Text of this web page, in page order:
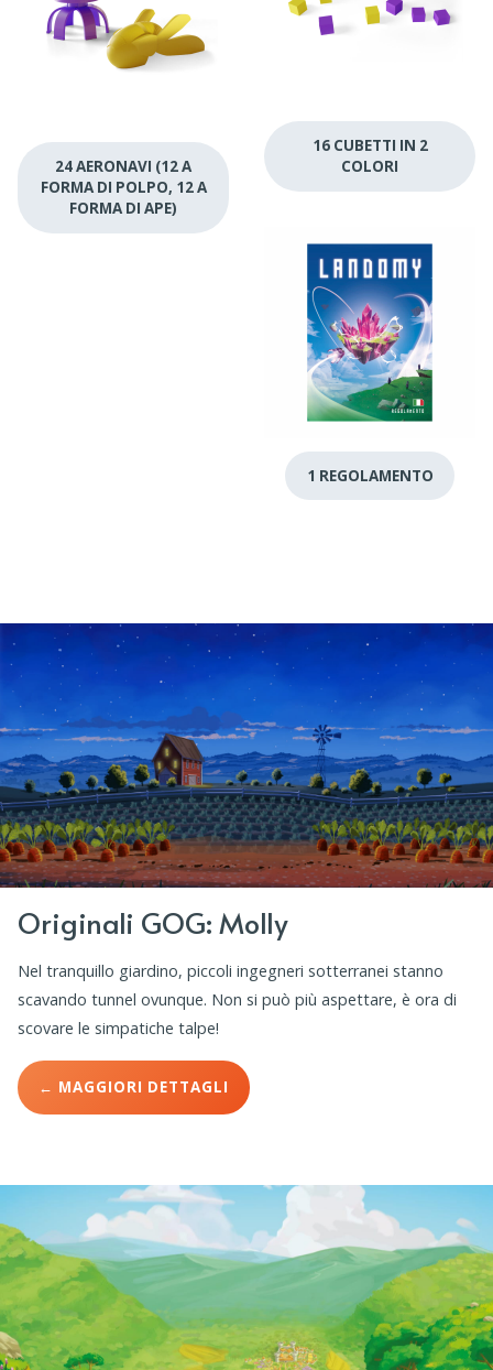
16 CUBETTI IN 2
COLORI
24 AERONAVI (12 A
FORMA DI POLPO, 12 A
FORMA DI APE)
1 REGOLAMENTO
Originali GOG: Molly
Nel tranquillo giardino, piccoli ingegneri sotterranei stanno
scavando tunnel ovunque. Non si può più aspettare, è ora di
scovare le simpatiche talpe!
← MAGGIORI DETTAGLI